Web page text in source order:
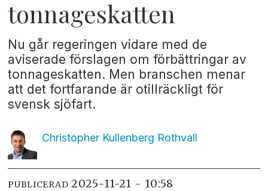
tonnageskatten
Nu går regeringen vidare med de
aviserade förslagen om förbättringar av
tonnageskatten. Men branschen menar
att det fortfarande är otillräckligt för
svensk sjöfart.
Christopher Kullenberg Rothvall
PUBLICERAD 2025-11-21 - 10:58